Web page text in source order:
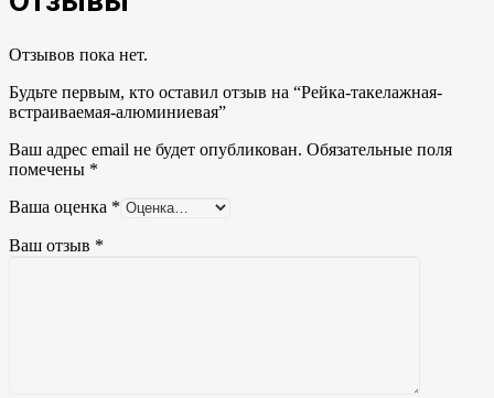
Отзывов пока нет.
Будьте первым, кто оставил отзыв на “Рейка-такелажная-
встраиваемая-алюминиевая”
Ваш адрес email не будет опубликован. Обязательные поля
помечены *
Ваша оценка *
Ваш отзыв *